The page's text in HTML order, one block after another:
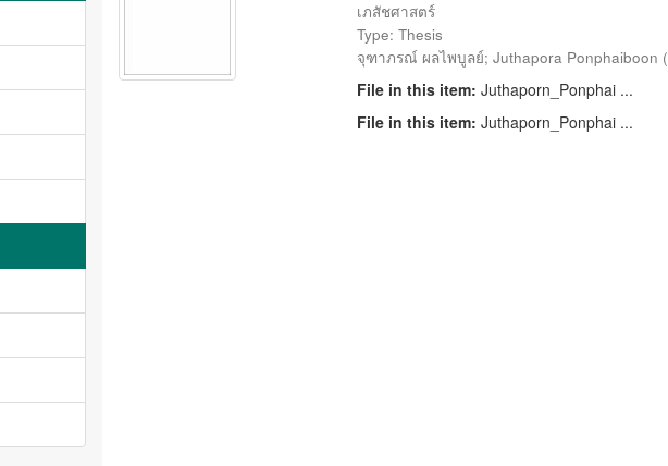
เภสัชศาสตร์
Type: Thesis
จุฑาภรณ์ ผลไพบูลย์; Juthapora Ponphaiboon (
File in this item: Juthaporn_Ponphai ...
File in this item: Juthaporn_Ponphai ...